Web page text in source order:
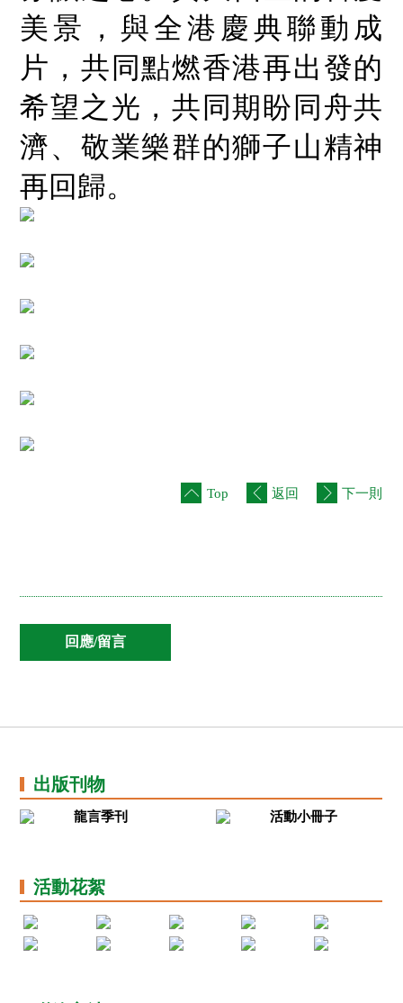
美景，與全港慶典聯動成
片，共同點燃香港再出發的
希望之光，共同期盼同舟共
濟、敬業樂群的獅子山精神
再回歸。
Top 返回 下一則
出版刊物
龍言季刊 活動小冊子
活動花絮